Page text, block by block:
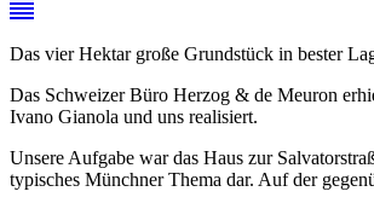
Das vier Hektar große Grundstück in bester
Das Schweizer Büro Herzog & de Meuron
Ivano Gianola und uns realisiert.
Unsere Aufgabe war das Haus zur
typisches Münchner Thema dar. Auf der